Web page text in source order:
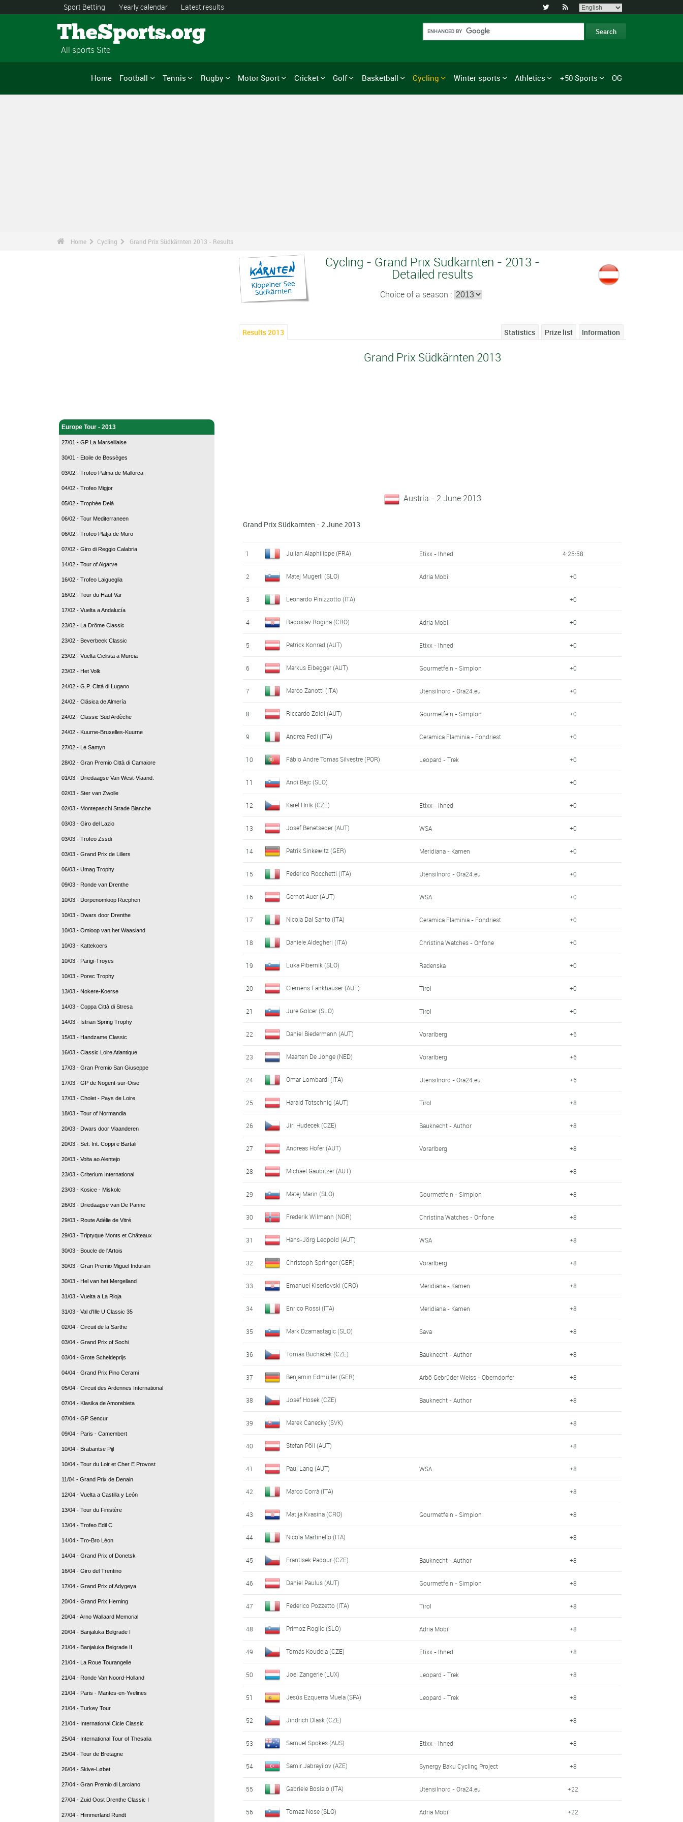
Sport Betting Yearly calendar Latest results  
TheSports.org
All sports Site
Home Football Tennis Rugby Motor Sport Cricket Golf Basketball Cycling Winter sports Athletics +50 Sports OG
Home Cycling Grand Prix Südkärnten 2013 - Results
Europe Tour - 2013
27/01 - GP La Marseillaise
30/01 - Etoile de Bessèges
03/02 - Trofeo Palma de Mallorca
04/02 - Trofeo Migjor
05/02 - Trophée Deià
06/02 - Tour Mediterraneen
06/02 - Trofeo Platja de Muro
07/02 - Giro di Reggio Calabria
14/02 - Tour of Algarve
16/02 - Trofeo Laigueglia
16/02 - Tour du Haut Var
17/02 - Vuelta a Andalucía
23/02 - La Drôme Classic
23/02 - Beverbeek Classic
23/02 - Vuelta Ciclista a Murcia
23/02 - Het Volk
24/02 - G.P. Città di Lugano
24/02 - Clásica de Almería
24/02 - Classic Sud Ardèche
24/02 - Kuurne-Bruxelles-Kuurne
27/02 - Le Samyn
28/02 - Gran Premio Città di Camaiore
01/03 - Driedaagse Van West-Vlaand.
02/03 - Ster van Zwolle
02/03 - Montepaschi Strade Bianche
03/03 - Giro del Lazio
03/03 - Trofeo Zssdi
03/03 - Grand Prix de Lillers
06/03 - Umag Trophy
09/03 - Ronde van Drenthe
10/03 - Dorpenomloop Rucphen
10/03 - Dwars door Drenthe
10/03 - Omloop van het Waasland
10/03 - Kattekoers
10/03 - Parigi-Troyes
10/03 - Porec Trophy
13/03 - Nokere-Koerse
14/03 - Coppa Città di Stresa
14/03 - Istrian Spring Trophy
15/03 - Handzame Classic
16/03 - Classic Loire Atlantique
17/03 - Gran Premio San Giuseppe
17/03 - GP de Nogent-sur-Oise
17/03 - Cholet - Pays de Loire
18/03 - Tour of Normandia
20/03 - Dwars door Vlaanderen
20/03 - Set. Int. Coppi e Bartali
20/03 - Volta ao Alentejo
23/03 - Criterium International
23/03 - Kosice - Miskolc
26/03 - Driedaagse van De Panne
29/03 - Route Adélie de Vitré
29/03 - Triptyque Monts et Châteaux
30/03 - Boucle de l'Artois
30/03 - Gran Premio Miguel Indurain
30/03 - Hel van het Mergelland
31/03 - Vuelta a La Rioja
31/03 - Val d'Ille U Classic 35
02/04 - Circuit de la Sarthe
03/04 - Grand Prix of Sochi
03/04 - Grote Scheldeprijs
04/04 - Grand Prix Pino Cerami
05/04 - Circuit des Ardennes International
07/04 - Klasika de Amorebieta
07/04 - GP Sencur
09/04 - Paris - Camembert
10/04 - Brabantse Pijl
10/04 - Tour du Loir et Cher E Provost
11/04 - Grand Prix de Denain
12/04 - Vuelta a Castilla y León
13/04 - Tour du Finistère
13/04 - Trofeo Edil C
14/04 - Tro-Bro Léon
14/04 - Grand Prix of Donetsk
16/04 - Giro del Trentino
17/04 - Grand Prix of Adygeya
20/04 - Grand Prix Herning
20/04 - Arno Wallaard Memorial
20/04 - Banjaluka Belgrade I
21/04 - Banjaluka Belgrade II
21/04 - La Roue Tourangelle
21/04 - Ronde Van Noord-Holland
21/04 - Paris - Mantes-en-Yvelines
21/04 - Turkey Tour
21/04 - International Cicle Classic
25/04 - International Tour of Thesalia
25/04 - Tour de Bretagne
26/04 - Skive-Løbet
27/04 - Gran Premio di Larciano
27/04 - Zuid Oost Drenthe Classic I
27/04 - Himmerland Rundt
Cycling - Grand Prix Südkärnten - 2013 -
Detailed results
Choice of a season :
Results 2013 Information
Prize list
Statistics
Grand Prix Südkärnten 2013
Austria - 2 June 2013
Grand Prix Südkarnten - 2 June 2013
1 Julian Alaphilippe (FRA) Etixx - Ihned 4:25:58
2 Matej Mugerli (SLO) Adria Mobil +0
3 Leonardo Pinizzotto (ITA) +0
4 Radoslav Rogina (CRO) Adria Mobil +0
5 Patrick Konrad (AUT) Etixx - Ihned +0
6 Markus Eibegger (AUT) Gourmetfein - Simplon +0
7 Marco Zanotti (ITA) Utensilnord - Ora24.eu +0
8 Riccardo Zoidl (AUT) Gourmetfein - Simplon +0
9 Andrea Fedi (ITA) Ceramica Flaminia - Fondriest +0
10 Fábio Andre Tomas Silvestre (POR) Leopard - Trek +0
11 Andi Bajc (SLO) +0
12 Karel Hník (CZE) Etixx - Ihned +0
13 Josef Benetseder (AUT) WSA +0
14 Patrik Sinkewitz (GER) Meridiana - Kamen +0
15 Federico Rocchetti (ITA) Utensilnord - Ora24.eu +0
16 Gernot Auer (AUT) WSA +0
17 Nicola Dal Santo (ITA) Ceramica Flaminia - Fondriest +0
18 Daniele Aldegheri (ITA) Christina Watches - Onfone +0
19 Luka Pibernik (SLO) Radenska +0
20 Clemens Fankhauser (AUT) Tirol +0
21 Jure Golcer (SLO) Tirol +0
22 Daniel Biedermann (AUT) Vorarlberg +6
23 Maarten De Jonge (NED) Vorarlberg +6
24 Omar Lombardi (ITA) Utensilnord - Ora24.eu +6
25 Harald Totschnig (AUT) Tirol +8
26 Jiri Hudecek (CZE) Bauknecht - Author +8
27 Andreas Hofer (AUT) Vorarlberg +8
28 Michael Gaubitzer (AUT) +8
29 Matej Marin (SLO) Gourmetfein - Simplon +8
30 Frederik Wilmann (NOR) Christina Watches - Onfone +8
31 Hans-Jörg Leopold (AUT) WSA +8
32 Christoph Springer (GER) Vorarlberg +8
33 Emanuel Kiserlovski (CRO) Meridiana - Kamen +8
34 Enrico Rossi (ITA) Meridiana - Kamen +8
35 Mark Dzamastagic (SLO) Sava +8
36 Tomás Buchácek (CZE) Bauknecht - Author +8
37 Benjamin Edmüller (GER) Arbö Gebrüder Weiss - Oberndorfer +8
38 Josef Hosek (CZE) Bauknecht - Author +8
39 Marek Canecky (SVK) +8
40 Stefan Pöll (AUT) +8
41 Paul Lang (AUT) WSA +8
42 Marco Corrà (ITA) +8
43 Matija Kvasina (CRO) Gourmetfein - Simplon +8
44 Nicola Martinello (ITA) +8
45 Frantisek Padour (CZE) Bauknecht - Author +8
46 Daniel Paulus (AUT) Gourmetfein - Simplon +8
47 Federico Pozzetto (ITA) Tirol +8
48 Primoz Roglic (SLO) Adria Mobil +8
49 Tomás Koudela (CZE) Etixx - Ihned +8
50 Joel Zangerle (LUX) Leopard - Trek +8
51 Jesús Ezquerra Muela (SPA) Leopard - Trek +8
52 Jindrich Dlask (CZE) +8
53 Samuel Spokes (AUS) Etixx - Ihned +8
54 Samir Jabrayilov (AZE) Synergy Baku Cycling Project +8
55 Gabriele Bosisio (ITA) Utensilnord - Ora24.eu +22
56 Tomaz Nose (SLO) Adria Mobil +22